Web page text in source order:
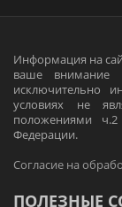
Информация на
ваше внимание
исключительно
условиях не
положениями ч.2
Федерации.
Согласие на
ПОЛЕЗНЫЕ